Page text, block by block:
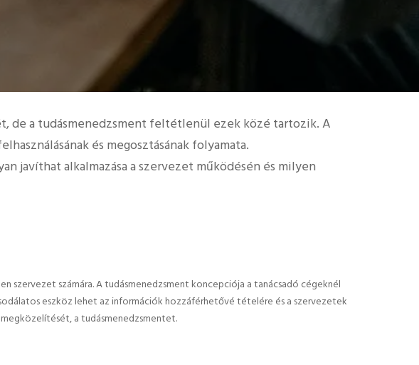
de a tudásmenedzsment feltétlenül ezek közé tartozik. A
és megosztásának folyamata.
javíthat alkalmazása a szervezet működésén és milyen
szervezet számára. A tudásmenedzsment koncepciója a tanácsadó cégeknél
eszköz lehet az információk hozzáférhetővé tételére és a szervezetek
a tudásmenedzsmentet.